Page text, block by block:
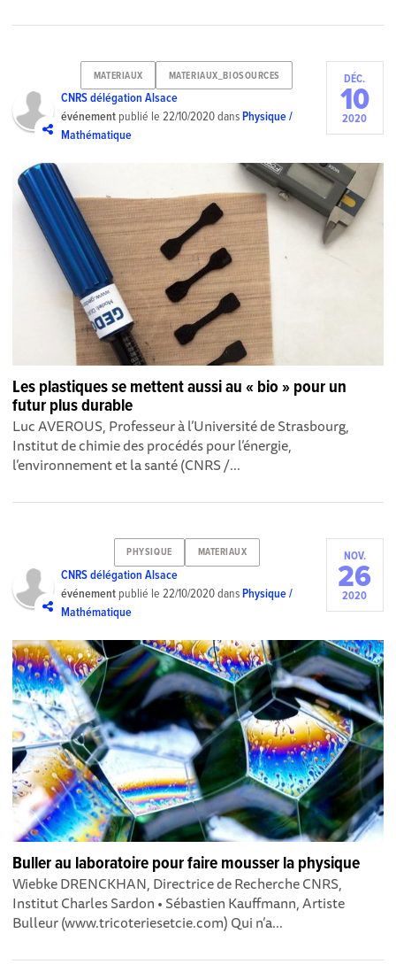
MATERIAUX MATERIAUX_BIOSOURCES
CNRS délégation Alsace
événement publié le22/10/2020dansPhysique /
Mathématique
DÉC.
10
2020
Les plastiques se mettent aussi au « bio » pour un
futur plus durable
Luc AVEROUS, Professeur à l’Université de Strasbourg,
Institut de chimie des procédés pour l’énergie,
l’environnement et la santé (CNRS /...
PHYSIQUE MATERIAUX
CNRS délégation Alsace
événement publié le22/10/2020dansPhysique /
Mathématique
NOV.
26
2020
Buller au laboratoire pour faire mousser la physique
Wiebke DRENCKHAN, Directrice de Recherche CNRS,
Institut Charles Sardon • Sébastien Kauffmann, Artiste
Bulleur (www.tricoteriesetcie.com) Qui n’a...